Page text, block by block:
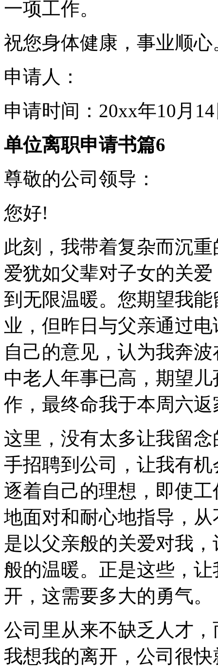
一项工作。
祝您身体健康，事业顺
申请人：
申请时间：20xx年10月
单位离职申请书篇6
尊敬的公司领导：
您好!
此刻，我带着复杂而沉
爱犹如父辈对子女的关
到无限温暖。您期望我
业，但昨日与父亲通过
自己的意见，认为我奔
中老人年事已高，期望
作，最终命我于本周六返
这里，没有太多让我留
手招聘到公司，让我有
逐着自己的理想，即使
地面对和耐心地指导，
是以父亲般的关爱对我
般的温暖。正是这些，
开，这需要多大的勇气。
公司里从来不缺乏人才
我想我的离开，公司很